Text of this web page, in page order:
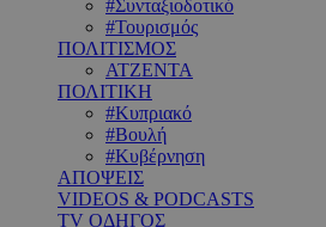
#Συνταξιοδοτικό
#Τουρισμός
ΠΟΛΙΤΙΣΜΟΣ
ΑΤΖΕΝΤΑ
ΠΟΛΙΤΙΚΗ
#Κυπριακό
#Βουλή
#Κυβέρνηση
ΑΠΟΨΕΙΣ
VIDEOS & PODCASTS
TV ΟΔΗΓΟΣ